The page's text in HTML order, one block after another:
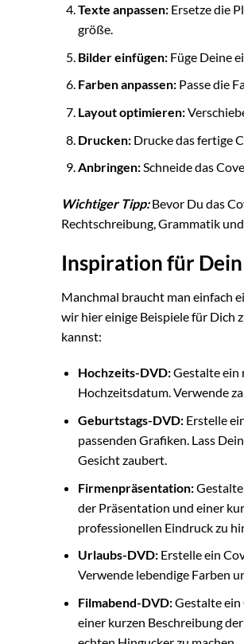
Texte anpassen:Ersetze die
größe.
Bilder einfügen:Füge Deine
Farben anpassen:Passe die
Layout optimieren:
Drucken:Drucke das fertige
Anbringen:Schneide das
Wichtiger Tipp:Bevor Du das
Rechtschreibung, Grammatik
Inspiration für
Manchmal braucht man einfach
wir hier einige Beispiele für Dich
kannst:
Hochzeits-DVD:Gestalte ein
Hochzeitsdatum. Verwende
Geburtstags-DVD:Erstelle
passenden Grafiken. Lass
Gesicht zaubert.
Firmenpräsentation:Gestalte
der Präsentation und einer
professionellen Eindruck zu
Urlaubs-DVD:Erstelle ein
Verwende lebendige Farben
Filmabend-DVD:Gestalte ein
einer kurzen Beschreibung